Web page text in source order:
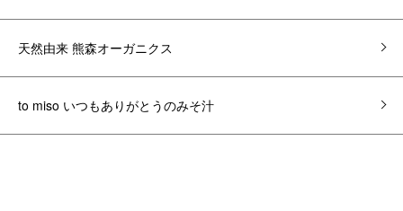
天然由来 熊森オーガニクス
to miso いつもありがとうのみそ汁